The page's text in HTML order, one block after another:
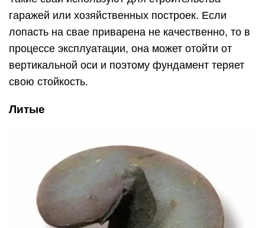
гаражей или хозяйственных построек. Если
лопасть на свае приварена не качественно, то в
процессе эксплуатации, она может отойти от
вертикальной оси и поэтому фундамент теряет
свою стойкость.
Литые